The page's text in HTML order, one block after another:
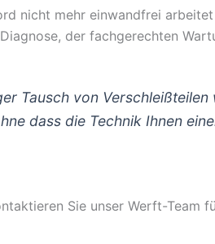
nicht mehr einwandfrei
der fachgerechten
Tausch von
dass die Technik Ihnen
Sie unser Werft-